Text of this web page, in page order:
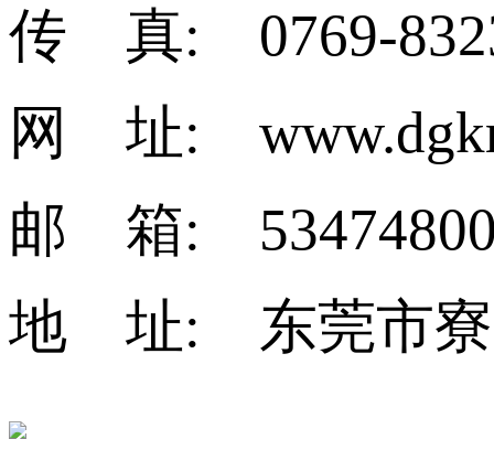
传 真: 0769-
网 址:
邮 箱:
地 址: 东莞市寮